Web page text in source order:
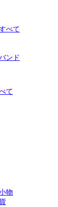
べて
ンド
て
物